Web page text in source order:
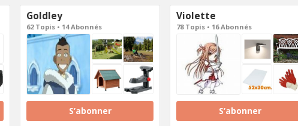
Goldley
62 Topis • 14 Abonnés
S’abonner
Violette
78 Topis • 16 Abonnés
S’abonner